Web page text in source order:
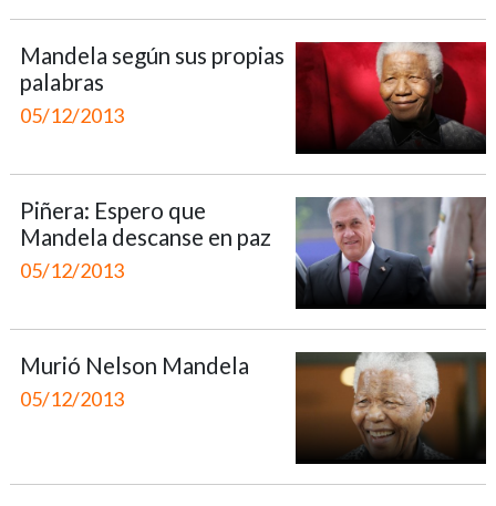
Mandela según sus propias
palabras
05/12/2013
Piñera: Espero que
Mandela descanse en paz
05/12/2013
Murió Nelson Mandela
05/12/2013